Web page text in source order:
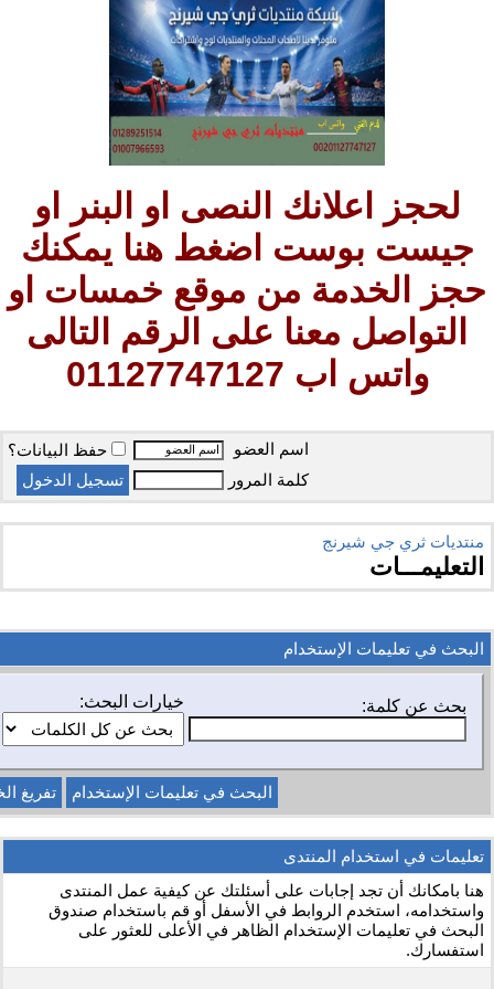
لحجز اعلانك النصى او البنر او
جيست بوست اضغط هنا يمكنك
حجز الخدمة من موقع خمسات او
التواصل معنا على الرقم التالى
واتس اب 01127747127
اسم العضو
حفظ البيانات؟
كلمة المرور
منتديات ثري جي شيرنج
التعليمـــات
البحث في تعليمات الإستخدام
بحث عن كلمة: خيارات البحث:
تعليمات في استخدام المنتدى
هنا بامكانك أن تجد إجابات على أسئلتك عن كيفية عمل المنتدى
واستخدامه، استخدم الروابط في الأسفل أو قم باستخدام صندوق
البحث في تعليمات الإستخدام الظاهر في الأعلى للعثور على
استفسارك.